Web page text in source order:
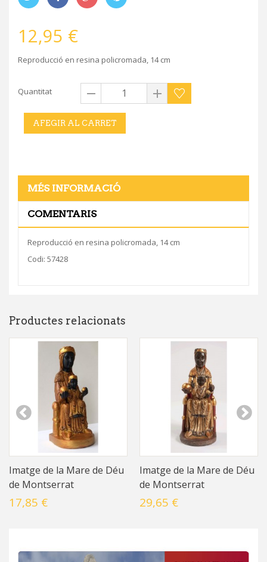
12,95 €
Reproducció en resina policromada, 14 cm
Quantitat
AFEGIR AL CARRET
MÉS INFORMACIÓ
COMENTARIS
Reproducció en resina policromada, 14 cm
Codi: 57428
Productes relacionats
Imatge de la Mare de Déu
de Montserrat
17,85 €
Imatge de la Mare de Déu
de Montserrat
29,65 €